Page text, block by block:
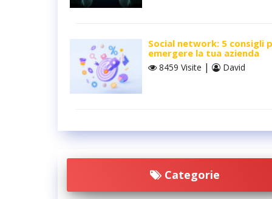
Social network: 5 consigli
emergere la tua azienda
8459 Visite | David
Categorie